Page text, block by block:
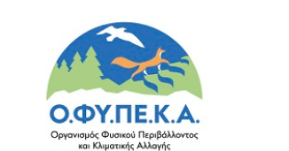
περιεχόμενο